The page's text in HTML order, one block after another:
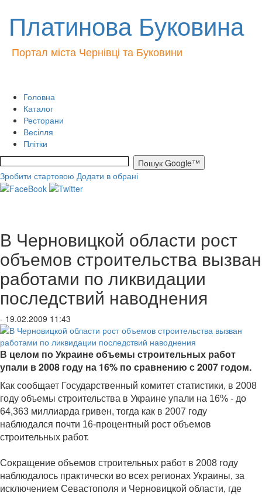
Платинова Буковина
Портал міста Чернівці та Буковини
Головна
Каталог
Ресторани
Весілля
Плітки
Зробити стартовою Додати в обрані
В Черновицкой области рост
объемов строительства вызван
работами по ликвидации
последствий наводнения
- 19.02.2009 11:43
В целом по Украине объемы строительных работ
упали в 2008 году на 16% по сравнению с 2007 годом.
Как сообщает Государственный комитет статистики, в 2008
году объемы строительства в Украине упали на 16% - до
64,363 миллиарда гривен, тогда как в 2007 году
наблюдался почти 16-процентный рост объемов
строительных работ.
Сокращение объемов строительных работ в 2008 году
наблюдалось практически во всех регионах Украины, за
исключением Севастополя и Черновицкой области, где